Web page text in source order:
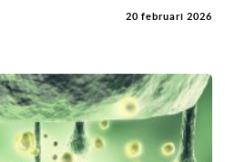
20 februari 2026